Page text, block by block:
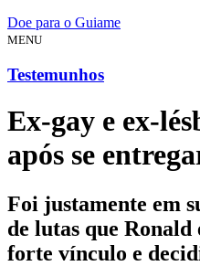
Doe para o Guiame
MENU
Testemunhos
Ex-gay e ex-
após se
Foi justamente em
de lutas que
forte vínculo e